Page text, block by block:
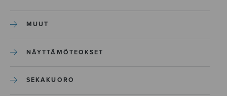
MUUT
NÄYTTÄMÖTEOKSET
SEKAKUORO